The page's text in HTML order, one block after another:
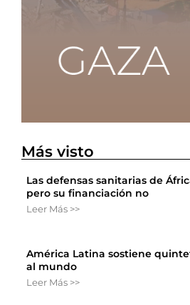
Más visto
Las defensas sanitarias de
pero su financiación no
Leer Más >>
América Latina sostiene
al mundo
Leer Más >>